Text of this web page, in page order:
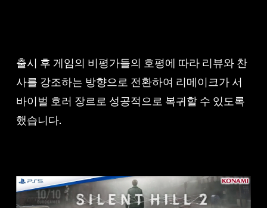
출시 후 게임의 비평가들의 호평에 따라 리뷰와 찬
사를 강조하는 방향으로 전환하여 리메이크가 서
바이벌 호러 장르로 성공적으로 복귀할 수 있도록
했습니다.